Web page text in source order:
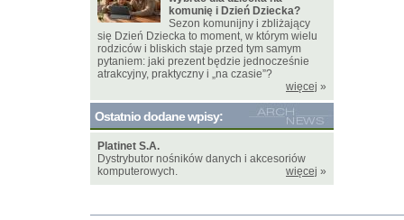
komunię i Dzień Dziecka?
Sezon komunijny i zbliżający
się Dzień Dziecka to moment, w którym wielu
rodziców i bliskich staje przed tym samym
pytaniem: jaki prezent będzie jednocześnie
atrakcyjny, praktyczny i „na czasie”?
więcej »
Ostatnio dodane wpisy:
Platinet S.A.
Dystrybutor nośników danych i akcesoriów
komputerowych.
więcej »